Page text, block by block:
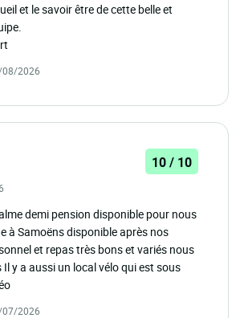
et le savoir être de cette belle et
08/2026
10 / 10
demi pension disponible pour nous
à Samoëns disponible après nos
et repas très bons et variés nous
y a aussi un local vélo qui est sous
07/2026